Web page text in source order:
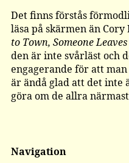
Det finns förstås
läsa på skärmen än Cory
to Town, Someone
den är inte svårläst och
engagerande för att
är ändå glad att det inte
göra om de allra
Navigation